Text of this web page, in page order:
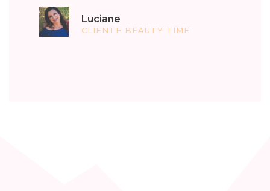
Luciane
CLIENTE BEAUTY TIME